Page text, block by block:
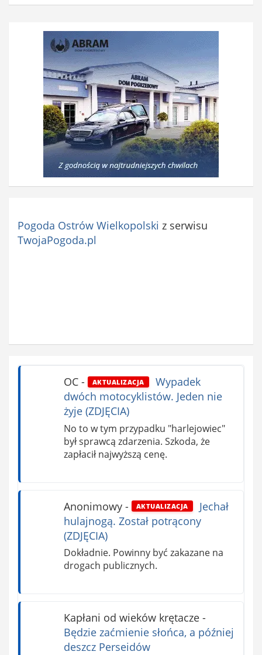
Pogoda Ostrów Wielkopolski z serwisu
TwojaPogoda.pl
OC- AKTUALIZACJA
Wypadek
dwóch motocyklistów. Jeden nie
żyje (ZDJĘCIA)
No to w tym przypadku "harlejowiec"
był sprawcą zdarzenia. Szkoda, że
zapłacił najwyższą cenę.
Anonimowy- AKTUALIZACJA
Jechał
hulajnogą. Został potrącony
(ZDJĘCIA)
Dokładnie. Powinny być zakazane na
drogach publicznych.
Kapłani od wieków krętacze-
Będzie zaćmienie słońca, a później
deszcz Perseidów